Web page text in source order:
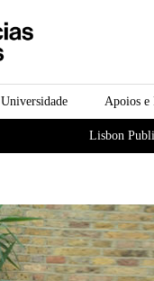
Apoios e
Universidade
Lisbon